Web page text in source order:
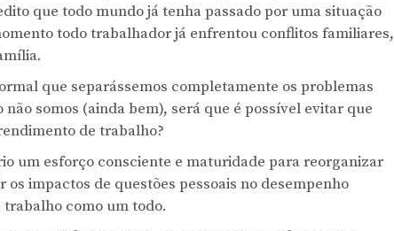
que todo mundo já tenha passado por uma situação
todo trabalhador já enfrentou conflitos familiares,
que separássemos completamente os problemas
somos (ainda bem), será que é possível evitar que
de trabalho?
um esforço consciente e maturidade para reorganizar
impactos de questões pessoais no desempenho
como um todo.